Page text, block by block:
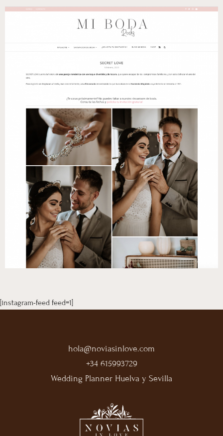
[instagram-feed feed=1]
hola@noviasinlove.com
+34 615993729
Wedding Planner Huelva y Sevilla